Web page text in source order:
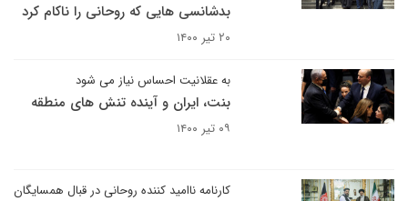
بدشانسی هایی که روحانی را ناکام کرد
۲۰ تیر ۱۴۰۰
به عقلانیت احساس نیاز می شود
بنت، ایران و آینده تنش های منطقه
۰۹ تیر ۱۴۰۰
کارنامه ناامید کننده روحانی در قبال همسایگان